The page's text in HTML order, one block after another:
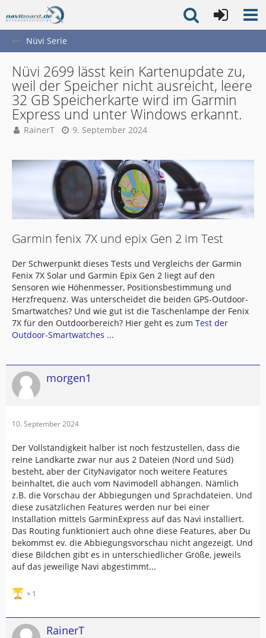
Nüvi Serie
Nüvi 2699 lässt kein Kartenupdate zu,
weil der Speicher nicht ausreicht, leere
32 GB Speicherkarte wird im Garmin
Express und unter Windows erkannt.
RainerT 9. September 2024
Garmin fenix 7X und epix Gen 2 im Test
Der Schwerpunkt dieses Tests und Vergleichs der Garmin
Fenix 7X Solar und Garmin Epix Gen 2 liegt auf den
Sensoren wie Höhenmesser, Positionsbestimmung und
Herzfrequenz. Was unterscheidet die beiden GPS-Outdoor-
Smartwatches? Und wie gut ist die Taschenlampe der Fenix
7X für den Outdoorbereich? Hier geht es zum Test der
Outdoor-Smartwatches ...
morgen1
10. September 2024
Der Vollständigkeit halber ist noch festzustellen, dass die
reine Landkarte zwar nur aus 2 Dateien (Nord und Süd)
besteht, aber der CityNavigator noch weitere Features
beinhaltet, die auch vom Navimodell abhängen. Nämlich
z.B. die Vorschau der Abbiegungen und Sprachdateien. Und
diese zusätzlichen Features werden nur bei einer
Installation mittels GarminExpress auf das Navi installiert.
Das Routing funktioniert auch ohne diese Features, aber Du
bekommst ev. die Abbiegungsvorschau nicht angezeigt. Und
diese Bildchen gibt es in unterschiedlicher Größe, jeweils
auf das jeweilige Navi abgestimmt...
1
RainerT